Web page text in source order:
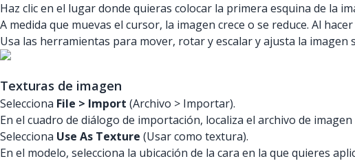
Haz clic en el lugar donde quieras colocar la primera esquina de la
A medida que muevas el cursor, la imagen crece o se reduce. Al
Usa las herramientas para mover, rotar y escalar y ajusta la imagen
Texturas de imagen
Selecciona File > Import (Archivo > Importar).
En el cuadro de diálogo de importación, localiza el archivo de
Selecciona Use As Texture (Usar como textura).
En el modelo, selecciona la ubicación de la cara en la que quieres